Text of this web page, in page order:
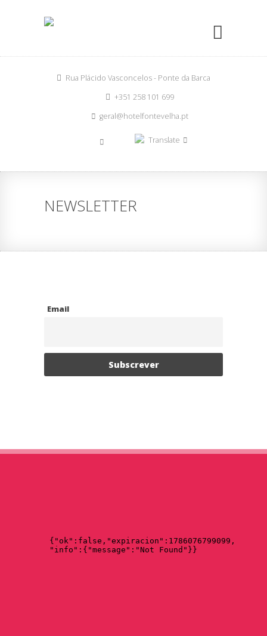
Rua Plácido Vasconcelos - Ponte da Barca
+351 258 101 699
geral@hotelfontevelha.pt
Translate
NEWSLETTER
Email